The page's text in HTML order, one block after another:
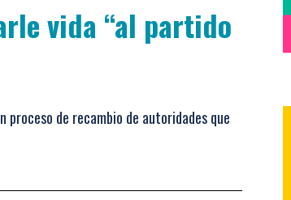
vida “al partido
de recambio de autoridades que